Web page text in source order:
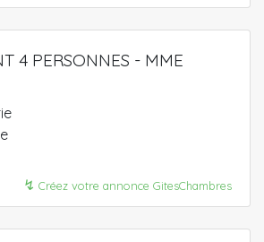
4 PERSONNES - MME
↯ Créez votre annonce GitesChambres